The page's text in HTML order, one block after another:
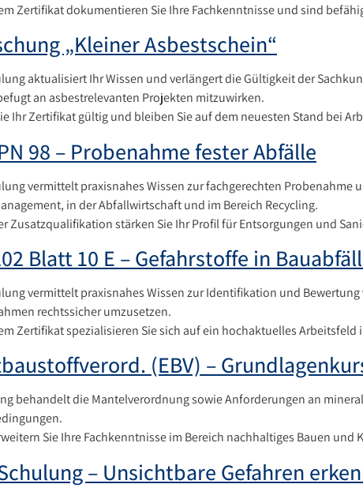
Zertifikat dokumentieren Sie Ihre Fachkenntnisse und sind
„Kleiner Asbestschein“
aktualisiert Ihr Wissen und verlängert die Gültigkeit der
an asbestrelevanten Projekten mitzuwirken.
Ihr Zertifikat gültig und bleiben Sie auf dem neuesten Stand bei
98 – Probenahme fester Abfälle
vermittelt praxisnahes Wissen zur fachgerechten
in der Abfallwirtschaft und im Bereich Recycling.
Zusatzqualifikation stärken Sie Ihr Profil für Entsorgungen und
Blatt 10 E – Gefahrstoffe in
vermittelt praxisnahes Wissen zur Identifikation und
rechtssicher umzusetzen.
Zertifikat spezialisieren Sie sich auf ein hochaktuelles Arbeitsfeld
(EBV) –
behandelt die Mantelverordnung sowie Anforderungen an
Sie Ihre Fachkenntnisse im Bereich nachhaltiges Bauen und
– Unsichtbare Gefahren